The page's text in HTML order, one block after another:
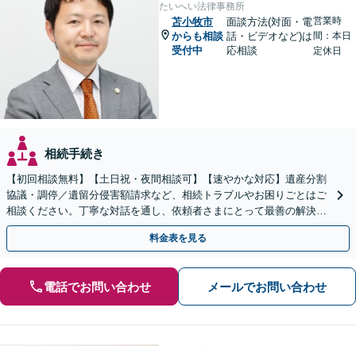
たいへい法律事務所
苫小牧市
からも相談
受付中
面談方法(対面・電
話・ビデオなど)は
応相談
営業時
間：本日
定休日
相続手続き
【初回相談無料】【土日祝・夜間相談可】【速やかな対応】遺産分割
協議・調停／遺留分侵害額請求など、相続トラブルやお困りごとはご
相談ください。丁寧な対話を通し、依頼者さまにとって最善の解決を
目指します。
料金表を見る
電話でお問い合わせ メールでお問い合わせ